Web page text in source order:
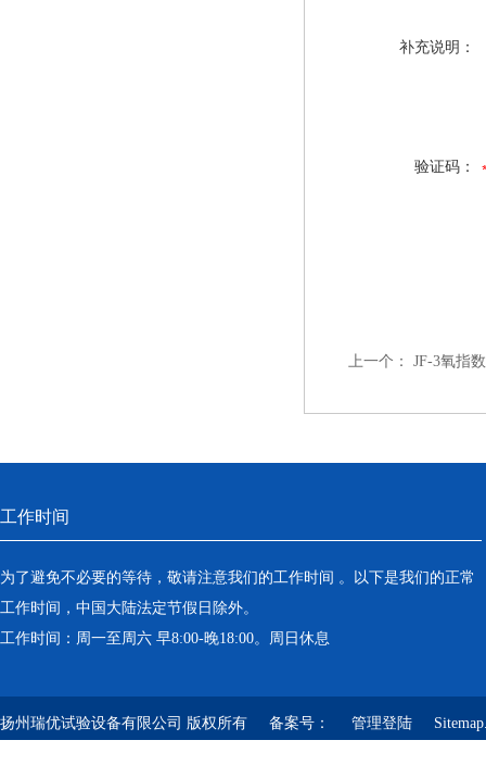
补充说明：
验证码：
上一个： JF-3氧指
工作时间
为了避免不必要的等待，敬请注意我们的工作时间 。以下是我们的正常
工作时间，中国大陆法定节假日除外。
工作时间：周一至周六 早8:00-晚18:00。周日休息
扬州瑞优试验设备有限公司 版权所有 备案号： 管理登陆